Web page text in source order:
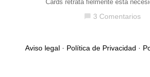
Cards retrata fielmente esta
chat_bubble 3 Comentarios
Aviso legal· Política de Privacidad ·